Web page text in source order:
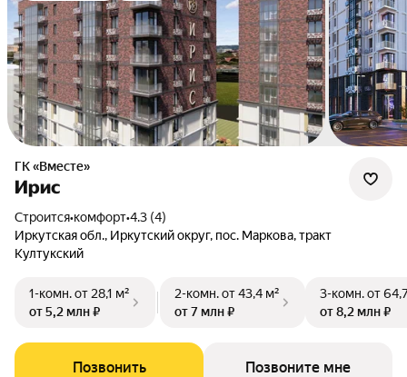
ГК «Вместе»
Ирис
Строится•комфорт•4.3 (4)
Иркутская обл., Иркутский округ, пос. Маркова, тракт
Култукский
1-комн.от 28,1 м²
от 5,2 млн ₽
2-комн.от 43,4 м²
от 7 млн ₽
3-комн.от
от 8,2 млн ₽
Позвонить Позвоните мне